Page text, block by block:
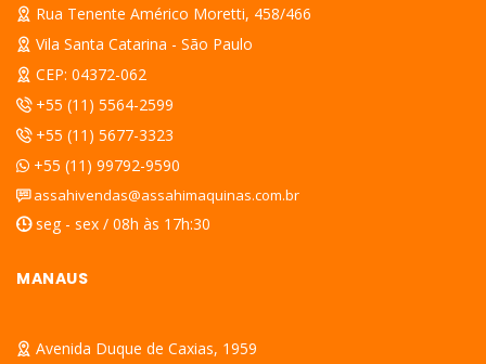
Rua Tenente Américo Moretti, 458/466
Vila Santa Catarina - São Paulo
CEP: 04372-062
+55 (11) 5564-2599
+55 (11) 5677-3323
+55 (11) 99792-9590
assahivendas@assahimaquinas.com.br
seg - sex / 08h às 17h:30
MANAUS
Avenida Duque de Caxias, 1959